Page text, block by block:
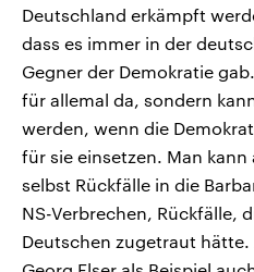
Deutschland erkämpft
dass es immer in der
Gegner der Demokratie
für allemal da, sondern
werden, wenn die
für sie einsetzen. Man
selbst Rückfälle in die
NS-Verbrechen, Rückfälle,
Deutschen zugetraut